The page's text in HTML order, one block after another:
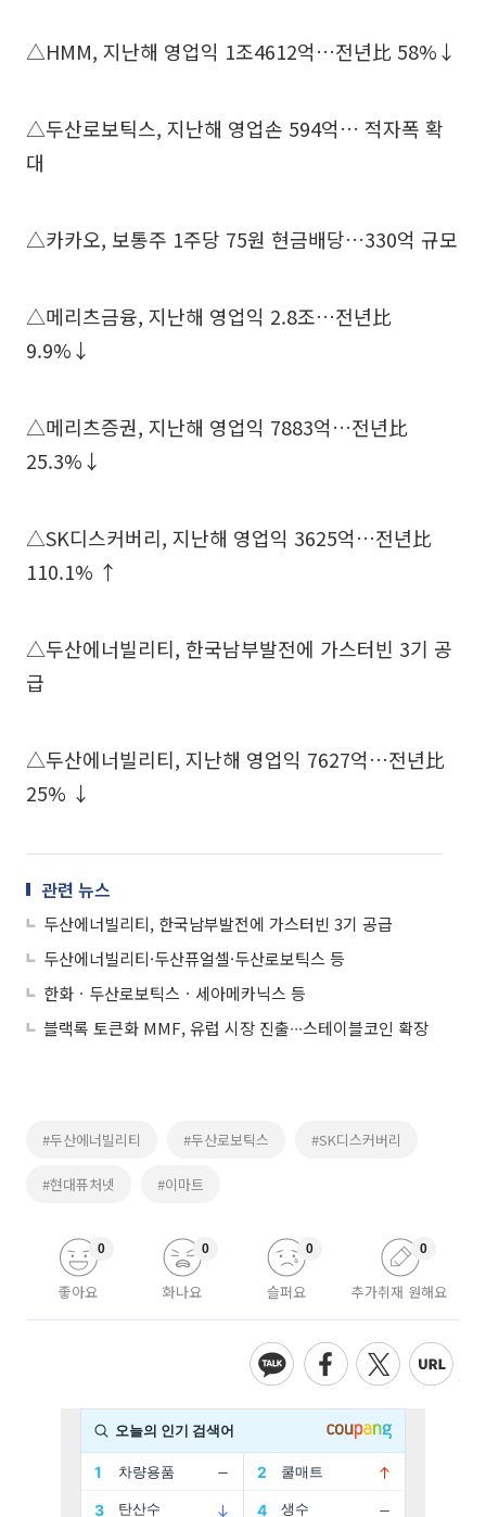
△HMM, 지난해 영업익 1조4612억…전년比 58%↓
△두산로보틱스, 지난해 영업손 594억… 적자폭 확
대
△카카오, 보통주 1주당 75원 현금배당…330억 규모
△메리츠금융, 지난해 영업익 2.8조…전년比
9.9%↓
△메리츠증권, 지난해 영업익 7883억…전년比
25.3%↓
△SK디스커버리, 지난해 영업익 3625억…전년比
110.1% ↑
△두산에너빌리티, 한국남부발전에 가스터빈 3기 공
급
△두산에너빌리티, 지난해 영업익 7627억…전년比
25% ↓
관련 뉴스
두산에너빌리티, 한국남부발전에 가스터빈 3기 공급
두산에너빌리티·두산퓨얼셀·두산로보틱스 등
한화ㆍ두산로보틱스ㆍ세아메카닉스 등
블랙록 토큰화 MMF, 유럽 시장 진출∙∙∙스테이블코인 확장
#두산에너빌리티 #두산로보틱스 #SK디스커버리
#현대퓨처넷 #이마트
좋아요
0
화나요
0
슬퍼요
0
추가취재 원해요
0